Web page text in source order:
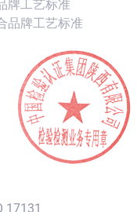
牌工艺标准
品牌工艺标准
17131